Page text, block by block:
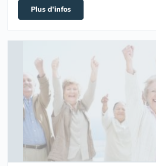
Plus d'infos